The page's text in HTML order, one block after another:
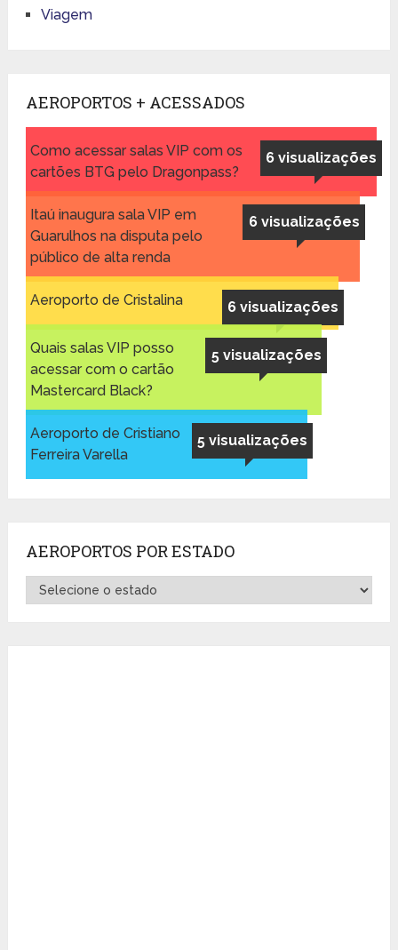
Viagem
AEROPORTOS + ACESSADOS
6 visualizações
Como acessar salas VIP com os
cartões BTG pelo Dragonpass?
6 visualizações
Itaú inaugura sala VIP em
Guarulhos na disputa pelo
público de alta renda
6 visualizações
Aeroporto de Cristalina
5 visualizações
Quais salas VIP posso
acessar com o cartão
Mastercard Black?
5 visualizações
Aeroporto de Cristiano
Ferreira Varella
AEROPORTOS POR ESTADO
Aeroportos
por